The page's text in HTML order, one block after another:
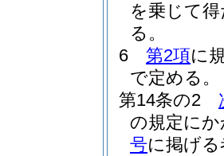
を乗じて
る。
6
第2項に
で定める。
第14条の2
の規定に
号に掲げ